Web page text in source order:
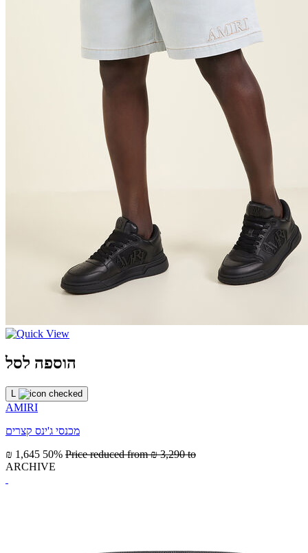
הוספה לסל
AMIRI
מכנסי ג'ינס קצרים
₪ 1,645 50% Price reduced from₪ 3,290 to
ARCHIVE